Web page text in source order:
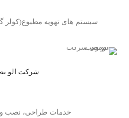
سیستم های تهویه مطبوع(کولر
شرکت الو
خدمات طراحی، نصب و